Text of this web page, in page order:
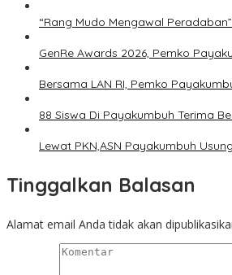
“Rang Mudo Mengawal
GenRe Awards 2026, Pemko
Bersama LAN RI, Pemko
88 Siswa Di Payakumbuh Terima
Lewat PKN,ASN Payakumbuh
Tinggalkan Balasan
Alamat email Anda tidak akan